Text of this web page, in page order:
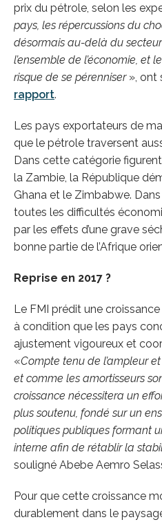
prix du pétrole, selon les
pays, les répercussions du
désormais au-delà du
l’ensemble de l’économie, et
risque de se pérenniser », ont
rapport.
Les pays exportateurs de
que le pétrole traversent
Dans cette catégorie
la Zambie, la République
Ghana et le Zimbabwe.
toutes les difficultés
par les effets d’une grave
bonne partie de l’Afrique
Reprise en 2017 ?
Le FMI prédit une croissance
à condition que les pays
ajustement vigoureux et
«Compte tenu de l’ampleur
et comme les amortisseurs
croissance nécessitera un
plus soutenu, fondé sur un
politiques publiques formant
interne afin de rétablir la
souligné Abebe Aemro
Pour que cette croissance
durablement dans le